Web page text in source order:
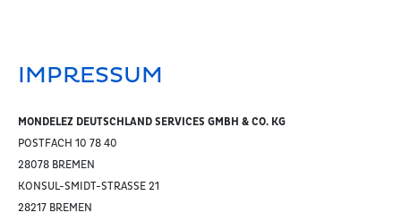
IMPRESSUM
MONDELEZ DEUTSCHLAND SERVICES GMBH & CO. KG
POSTFACH 10 78 40
28078 BREMEN
KONSUL-SMIDT-STRASSE 21
28217 BREMEN